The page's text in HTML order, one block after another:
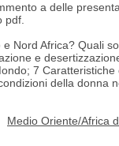
a delle
pdf.
Nord Africa? Quali
e
7
della
Medio Oriente/Africa